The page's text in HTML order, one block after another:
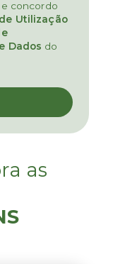
concordo
Utilização
Dados do
as